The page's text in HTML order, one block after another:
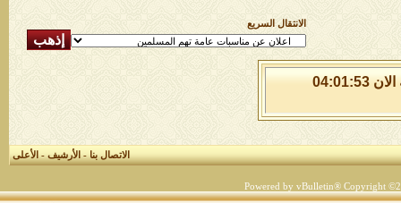
الانتقال السريع
الاحد 9 من اغسطس 2026 , الساعة الان 04:01:53
الاتصال بنا-الأرشيف-الأعلى
Powered by vBulletin® Copyright